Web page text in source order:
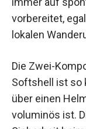
Du bist also
Alpen oder bei
Die Zwei-
Softshell ist so
weiteres über
nicht zu